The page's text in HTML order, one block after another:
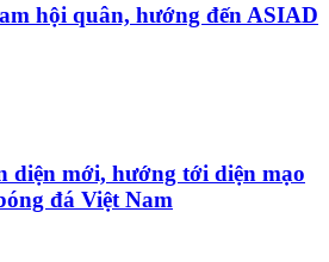
hội quân, hướng đến ASIAD
diện mới, hướng tới diện mạo
đá Việt Nam